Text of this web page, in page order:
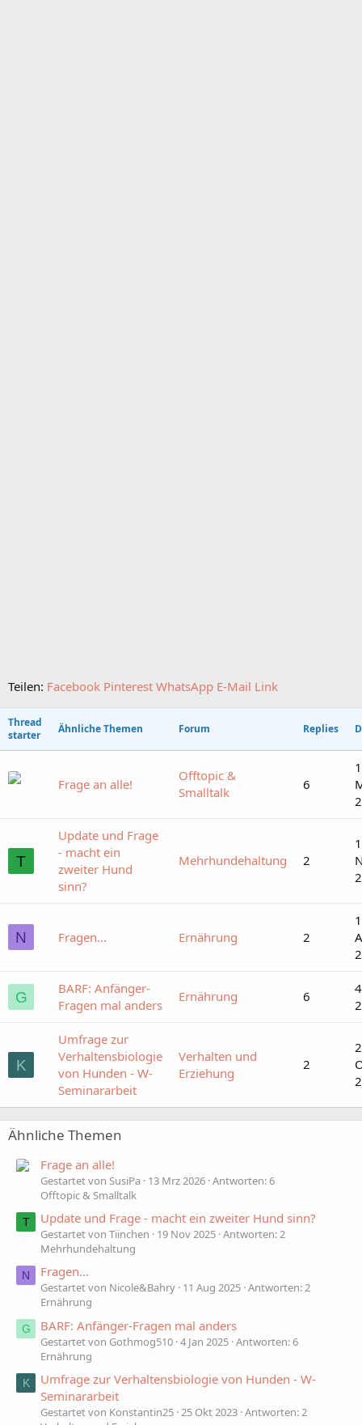
Teilen: Facebook Pinterest WhatsApp E-Mail Link
Thread
starter
Ähnliche Themen Forum Replies
Frage an alle!
Offtopic &
Smalltalk
6
T
Update und Frage
- macht ein
zweiter Hund
sinn?
Mehrhundehaltung 2
N Fragen... Ernährung 2
G
BARF: Anfänger-
Fragen mal anders
Ernährung 6
K
Umfrage zur
Verhaltensbiologie
von Hunden - W-
Seminararbeit
Verhalten und
Erziehung
2
Ähnliche Themen
Frage an alle!
Gestartet von SusiPa 13 Mrz 2026 Antworten: 6
Offtopic & Smalltalk
T Update und Frage - macht ein zweiter Hund sinn?
Gestartet von Tiinchen 19 Nov 2025 Antworten: 2
Mehrhundehaltung
N Fragen...
Gestartet von Nicole&Bahry 11 Aug 2025 Antworten: 2
Ernährung
G BARF: Anfänger-Fragen mal anders
Gestartet von Gothmog510 4 Jan 2025 Antworten: 6
Ernährung
K
Umfrage zur Verhaltensbiologie von Hunden - W-
Seminararbeit
Gestartet von Konstantin25 25 Okt 2023 Antworten: 2